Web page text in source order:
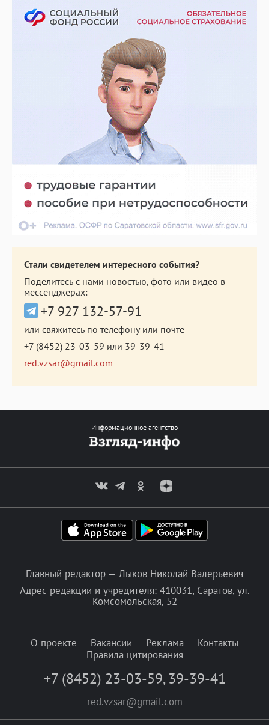
Стали свидетелем интересного события?
Поделитесь с нами новостью, фото или видео в
мессенджерах:
+7 927 132-57-91
или свяжитесь по телефону или почте
+7 (8452) 23-03-59 или 39-39-41
red.vzsar@gmail.com
Информационное агентство
Главный редактор — Лыков Николай Валерьевич
Адрес редакции и учредителя: 410031, Саратов, ул.
Комсомольская, 52
О проекте Вакансии Реклама
Контакты
Правила цитирования
+7 (8452) 23-03-59, 39-39-41
red.vzsar@gmail.com